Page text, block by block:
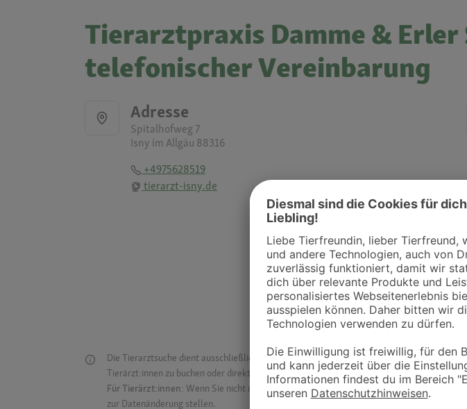
Tierarztpraxis Damme & Erler
telefonischer Vereinbarung
Adresse
Spitalhofweg 7
Isny im Allgäu 88316
+4975628519
tierarzt-isny.de
Die Tierarztsuche dient ausschließlich dazu, Tierarztpraxen und Kliniken in deiner Nähe
Tierärzt:innen zu buchen oder direkt mit ihnen in Kontakt zu treten. Bitte wende dich
Für Tierärzt:innen: Wenn Sie nicht mehr auf der Dr. Fressnapf Tierarztsuche als Praxis
zur Datenänderung stellen.